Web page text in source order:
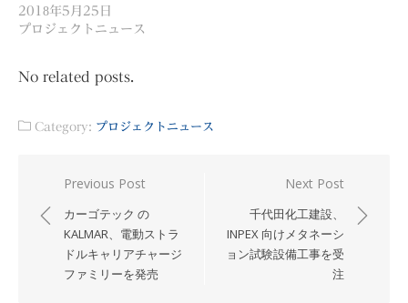
2018年5月25日
プロジェクトニュース
No related posts.
Category: プロジェクトニュース
稿
Previous Post
カーゴテック の
KALMAR、電動ストラ
ドルキャリアチャージ
ファミリーを発売
Next Post
千代田化工建設、
INPEX 向けメタネーシ
ョン試験設備工事を受
注